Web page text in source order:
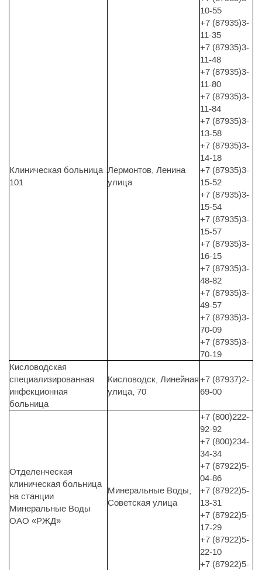
Клиническая больница
101
Лермонтов, Ленина
улица
10-55
+7 (87935)3-
11-35
+7 (87935)3-
11-48
+7 (87935)3-
11-80
+7 (87935)3-
11-84
+7 (87935)3-
13-58
+7 (87935)3-
14-18
+7 (87935)3-
15-52
+7 (87935)3-
15-54
+7 (87935)3-
15-57
+7 (87935)3-
16-15
+7 (87935)3-
48-82
+7 (87935)3-
49-57
+7 (87935)3-
70-09
+7 (87935)3-
70-19
Кисловодская
специализированная
инфекционная
больница
Кисловодск, Линейная
улица, 70
+7 (87937)2-
69-00
Отделенческая
клиническая больница
на станции
Минеральные Воды
ОАО «РЖД»
Минеральные Воды,
Советская улица
+7 (800)222-
92-92
+7 (800)234-
34-34
+7 (87922)5-
04-86
+7 (87922)5-
13-31
+7 (87922)5-
17-29
+7 (87922)5-
22-10
+7 (87922)5-